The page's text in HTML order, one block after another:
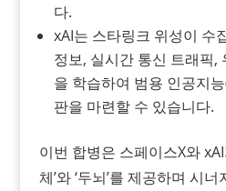
다.
xAI는 스타링크 위성이 수
정보, 실시간 통신 트래픽,
을 학습하여 범용 인공지
판을 마련할 수 있습니다.
이번 합병은 스페이스X와
체’와 ‘두뇌’를 제공하며 시